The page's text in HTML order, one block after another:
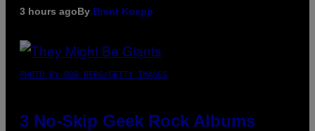
3 hours agoBy Brent Koepp
PHOTO BY BOB BERG/GETTY IMAGES
3 No-Skip Geek Rock Albums